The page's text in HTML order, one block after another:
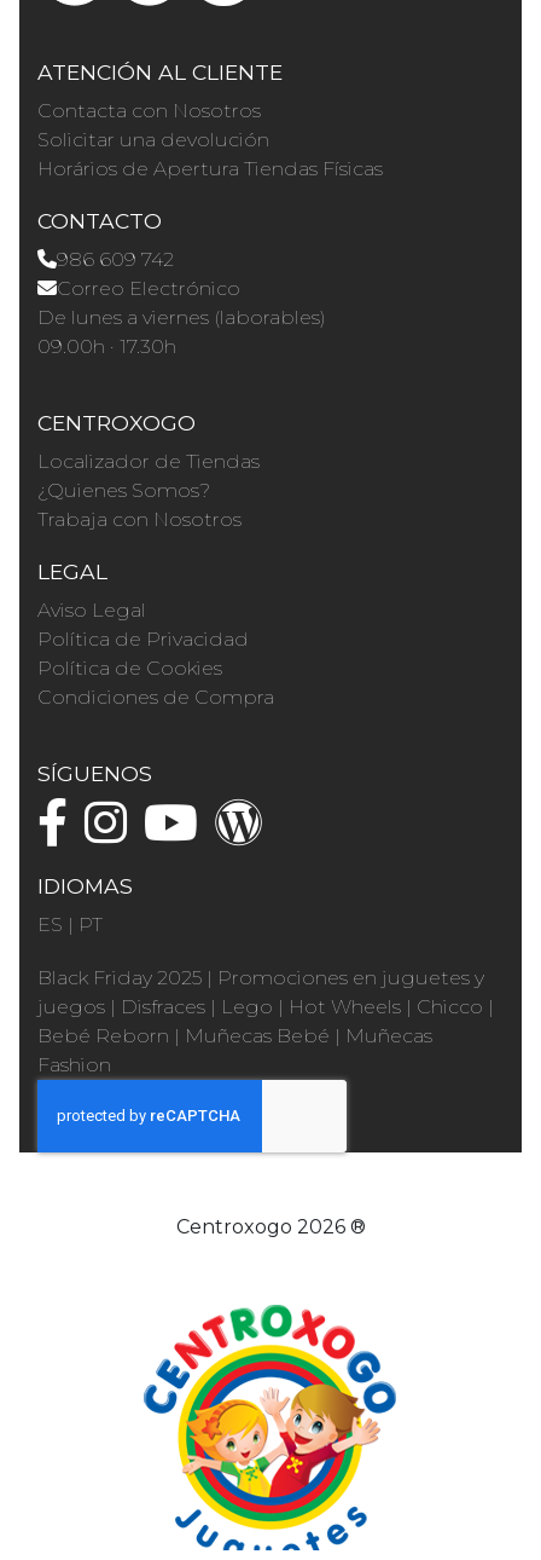
ATENCIÓN AL CLIENTE
Contacta con Nosotros
Solicitar una devolución
Horários de Apertura Tiendas Físicas
CONTACTO
986 609 742
Correo Electrónico
De lunes a viernes (laborables)
09.00h · 17.30h
CENTROXOGO
Localizador de Tiendas
¿Quienes Somos?
Trabaja con Nosotros
LEGAL
Aviso Legal
Política de Privacidad
Política de Cookies
Condiciones de Compra
SÍGUENOS
IDIOMAS
ES | PT
Black Friday 2025 | Promociones en juguetes y
juegos | Disfraces | Lego | Hot Wheels | Chicco |
Bebé Reborn | Muñecas Bebé | Muñecas
Fashion
Centroxogo 2026 ®